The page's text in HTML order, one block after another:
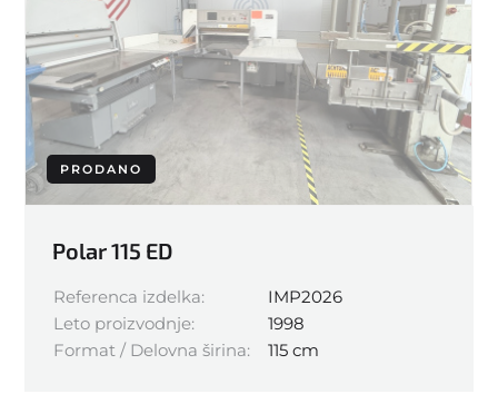
PRODANO
Polar 115 ED
Referenca izdelka:
IMP2026
Leto proizvodnje:
1998
Format / Delovna širina:
115 cm